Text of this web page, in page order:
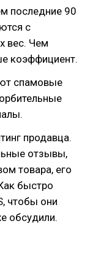
последние 90
с
вес. Чем
коэффициент.
спамовые
продавца.
отзывы,
товара, его
быстро
чтобы они
обсудили.